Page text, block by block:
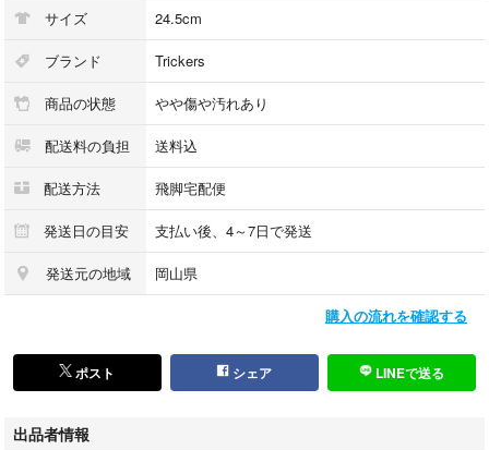
★本商品は一点物です
他サイトや店舗にて販売している商品です。多少のお時間差にて欠品にな
ることもございます。予めご了承頂ますようお願い致します。
こちらの商品はラクマ公式パートナーのベクトルによって出品されていま
す。
サイズ 24.5cm
ブランド Trickers
商品の状態 やや傷や汚れあり
配送料の負担 送料込
配送方法 飛脚宅配便
発送日の目安 支払い後、4～7日で発送
発送元の地域 岡山県
購入の流れを確認する
ポスト シェア LINEで送る
出品者情報